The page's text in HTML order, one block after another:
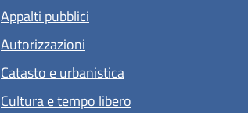
Appalti pubblici
Autorizzazioni
Catasto e urbanistica
Cultura e tempo libero